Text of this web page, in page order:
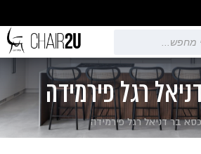
רגל פירמידה
כסא בר דניאל רגל פירמידה